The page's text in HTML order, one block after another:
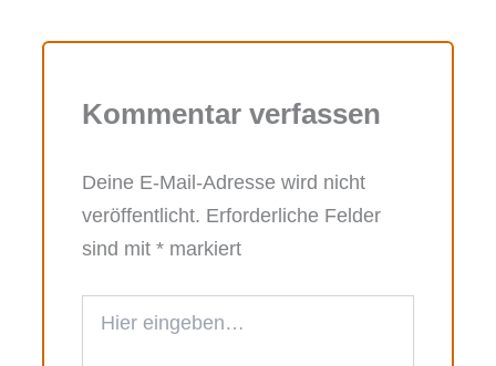
Kommentar verfassen
Deine E-Mail-Adresse wird nicht
veröffentlicht. Erforderliche Felder
sind mit * markiert
eingeben…